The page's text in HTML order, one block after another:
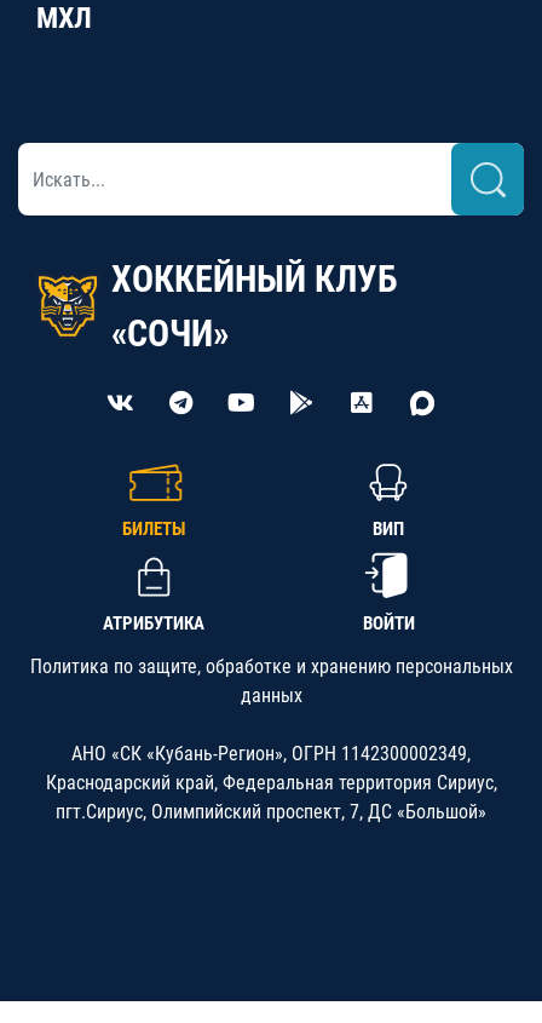
МХЛ
ХОККЕЙНЫЙ КЛУБ
«СОЧИ»
БИЛЕТЫ ВИП
АТРИБУТИКА ВОЙТИ
Политика по защите, обработке и хранению персональных
данных
АНО «СК «Кубань-Регион», ОГРН 1142300002349,
Краснодарский край, Федеральная территория Сириус,
пгт.Сириус, Олимпийский проспект, 7, ДС «Большой»